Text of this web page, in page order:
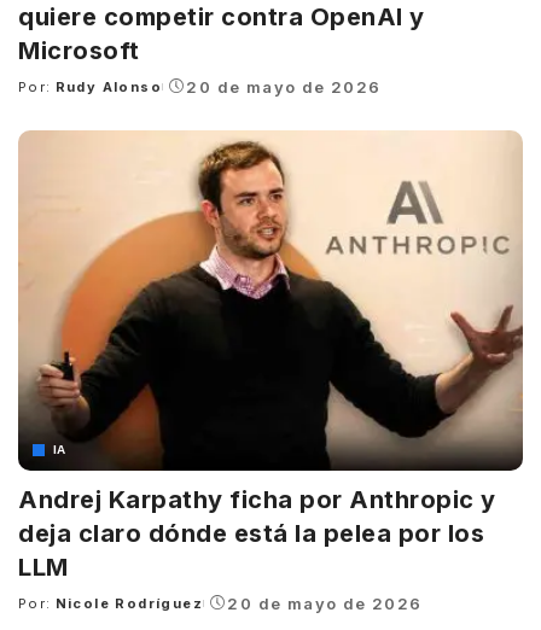
quiere competir contra OpenAI y
Microsoft
Posted
Por: Rudy Alonso 20 de mayo de 2026
IA
Andrej Karpathy ficha por Anthropic y
deja claro dónde está la pelea por los
LLM
Posted
Por: Nicole Rodríguez 20 de mayo de 2026